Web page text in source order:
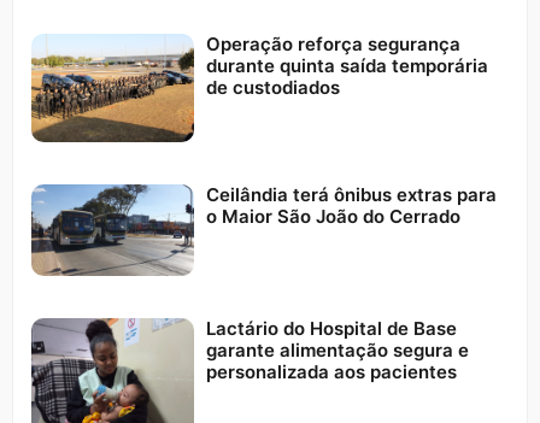
Operação reforça segurança
durante quinta saída temporária
de custodiados
Ceilândia terá ônibus extras para
o Maior São João do Cerrado
Lactário do Hospital de Base
garante alimentação segura e
personalizada aos pacientes